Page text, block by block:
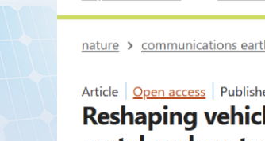
政策研
、唐葆
静、杨